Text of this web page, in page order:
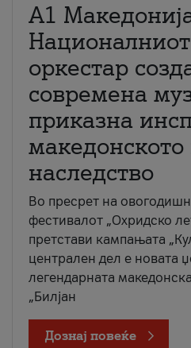
А1
оркестар
современа
приказна
македонското
наследство
Во пресрет на
фестивалот „Охридско
претстави кампањата
централен дел е новата
легендарната
„Билјан
Дознај повеќе